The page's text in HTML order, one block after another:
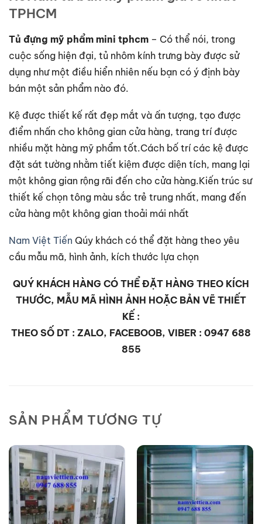
TPHCM
Tủ đựng mỹ phẩm mini tphcm – Có thể nói, trong
cuộc sống hiện đại, tủ nhôm kính trưng bày được sử
dụng như một điều hiển nhiên nếu bạn có ý định bày
bán một sản phẩm nào đó.
Kệ được thiết kế rất đẹp mắt và ấn tượng, tạo được
điểm nhấn cho không gian cửa hàng, trang trí được
nhiều mặt hàng mỹ phẩm tốt.Cách bố trí các kệ được
đặt sát tường nhằm tiết kiệm được diện tích, mang lại
một không gian rộng rãi đến cho cửa hàng.Kiến trúc sư
thiết kế chọn tông màu sắc trẻ trung nhất, mang đến
cửa hàng một không gian thoải mái nhất
Nam Việt Tiến Qúy khách có thể đặt hàng theo yêu
cầu mẫu mã, hình ảnh, kích thước lựa chọn
QUÝ KHÁCH HÀNG CÓ THỂ ĐẶT HÀNG THEO KÍCH
THƯỚC, MẪU MÃ HÌNH ẢNH HOẶC BẢN VẼ THIẾT
KẾ :
THEO SỐ DT : ZALO, FACEBOOB, VIBER : 0947 688
855
SẢN PHẨM TƯƠNG TỰ